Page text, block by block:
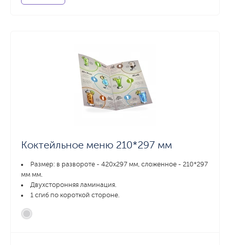
Коктейльное меню 210*297 мм
Размер: в развороте - 420х297 мм, сложенное - 210*297
мм мм.
Двухсторонняя ламинация.
1 сгиб по короткой стороне.